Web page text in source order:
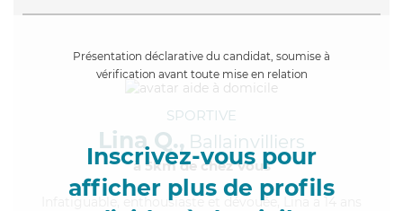
Présentation déclarative du candidat, soumise à
vérification avant toute mise en relation
Inscrivez-vous pour
afficher plus de profils
SPORTIVE
Lina Q., Ballainvilliers
à 5km de chez Vous
, enthousiaste et dévouée, Lina a 14 ans